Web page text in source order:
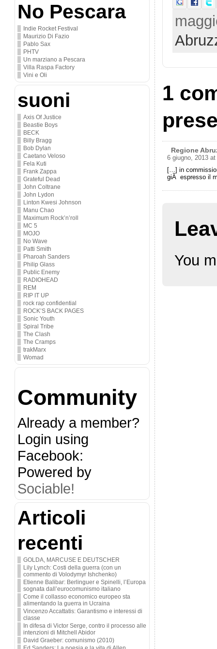
No Pescara
Indie Rocket Festival
Maurizio Di Fazio
Pablo Sax
PHTV
Un marziano a Pescara
Villa Raspa Factory
Vini e Oli
suoni
Axis Of Justice
Beastie Boys
BECK
Billy Bragg
Bob Dylan
Caetano Veloso
Fela Kuti
Frank Zappa
Grateful Dead
John Coltrane
John Lydon
Linton Kwesi Johnson
Manu Chao
Maximum Rock’n’roll
MC 5
MOJO
No Wave
Patti Smith
Pharoah Sanders
Philip Glass
Public Enemy
RADIOHEAD
REM
RIP IT UP
rock rap confidential
ROCK’S BACK PAGES
Sonic Youth
Spiral Tribe
The Clash
The Cramps
trakMarx
Womad
Community
Already a member?
Login using
Facebook:
Powered by
Sociable!
Articoli
recenti
GOLDA, MARCUSE E DEUTSCHER
Lily Lynch: Costi della guerra (con un
commento di Volodymyr Ishchenko)
Etienne Balibar: Berlinguer e Spinelli, l’Europa
sognata dall’eurocomunismo italiano
Come il collasso economico europeo sta
alimentando la guerra in Ucraina
Vincenzo Accattatis: Garantismo e interessi di
classe
In difesa di Victor Serge, contro il processo alle
intenzioni di Mitchell Abidor
David Graeber: comunismo (2010)
1
Regione
6 giugno, 2013
[…] in
giÃ espresso il
You